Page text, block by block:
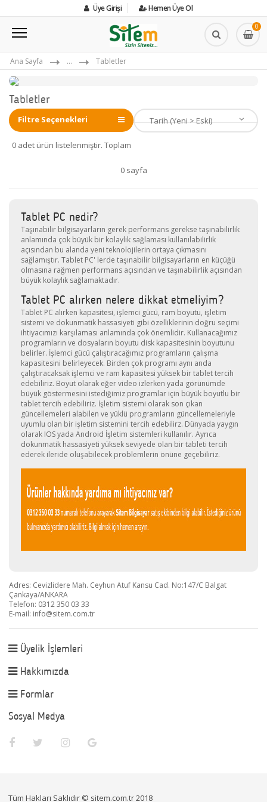
Üye Girişi Hemen Üye Ol
0
Ana Sayfa ... Tabletler
Tabletler
Filtre Seçenekleri
0 adet ürün listelenmiştir. Toplam
0 sayfa
Tablet PC nedir?
Taşınabilir bilgisayarların gerek performans gerekse taşınabilirlik
anlamında çok büyük bir kolaylık sağlaması kullanılabilirlik
açısından bu alanda yeni teknolojilerin ortaya çıkmasını
sağlamıştır. Tablet PC' lerde taşınabilir bilgisayarların en küçüğü
olmasına rağmen performans açısından ve taşınabilirlik açısından
büyük kolaylık sağlamaktadır.
Tablet PC alırken nelere dikkat etmeliyim?
Tablet PC alırken kapasitesi, işlemci gücü, ram boyutu, işletim
sistemi ve dokunmatik hassasiyeti gibi özelliklerinin doğru seçimi
ihtiyacımızı karşılaması anlamında çok önemlidir. Kullanacağımız
programların ve dosyaların boyutu disk kapasitesinin boyutunu
belirler. İşlemci gücü çalıştıracağımız programların çalışma
kapasitesini belirleyecek. Birden çok programı aynı anda
çalıştıracaksak işlemci ve ram kapasitesi yüksek bir tablet tercih
edebiliriz. Boyut olarak eğer video izlerken yada görünümde
büyük göstermesini istediğimiz programlar için büyük boyutlu bir
tablet tercih edebiliriz. İşletim sistemi olarak son çıkan
güncellemeleri alabilen ve yüklü programların güncellemeleriyle
uyumlu olan bir işletim sistemini tercih edebilirz. Dünyada yaygın
olarak IOS yada Android İşletim sistemleri kullanılır. Ayrıca
dokunmatik hassasiyeti yüksek seviyede olan bir tableti tercih
ederek ileride oluşabilecek problemlerin önüne geçebiliriz.
Adres: Cevizlidere Mah. Ceyhun Atuf Kansu Cad. No:147/C Balgat
Çankaya/ANKARA
Telefon: 0312 350 03 33
E-mail: info@sitem.com.tr
Üyelik İşlemleri
Hakkımızda
Formlar
Sosyal Medya
Tüm Hakları Saklıdır © sitem.com.tr 2018